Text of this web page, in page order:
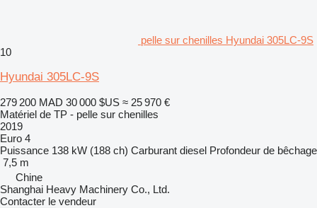
pelle sur chenilles Hyundai 305LC-9S
10
Hyundai 305LC-9S
279 200 MAD 30 000 $US ≈ 25 970 €
Matériel de TP - pelle sur chenilles
2019
Euro 4
Puissance 138 kW (188 ch) Carburant diesel Profondeur de bêchage
7,5 m
Chine
Shanghai Heavy Machinery Co., Ltd.
Contacter le vendeur